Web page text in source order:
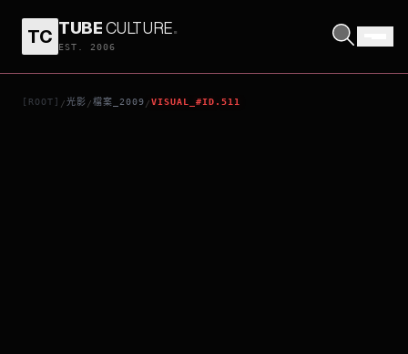
TC TUBECULTURE.
EST. 2006
[ROOT] /光影 /檔案_2009 /VISUAL_#ID.511
短暫的生命